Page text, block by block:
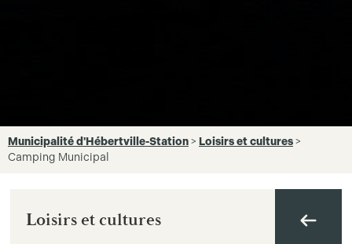
Municipalité d'Hébertville-Station> Loisirs et cultures>
Camping Municipal
Loisirs et cultures